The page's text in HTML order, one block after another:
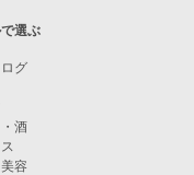
選ぶ
グ
酒
容